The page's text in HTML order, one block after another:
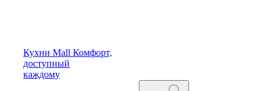
Кухни Mall Комфорт,
доступный
каждому